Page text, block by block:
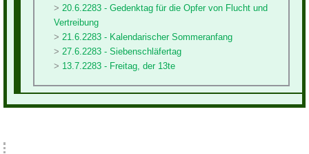
20.6.2283 - Gedenktag für die Opfer von Flucht und
Vertreibung
21.6.2283 - Kalendarischer Sommeranfang
27.6.2283 - Siebenschläfertag
13.7.2283 - Freitag, der 13te